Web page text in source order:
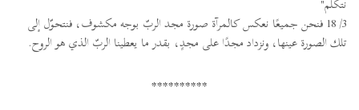
3/ 18 فنحن جميعًا نعكس كالمرآة صورة مجد الربّ بوجه مكشوف، فنتحوّل إلى
تلك الصورة عينها، ونزداد مجدًا على مجدٍ، بقدر ما يعطينا الربّ الذي هو الروح.
**********